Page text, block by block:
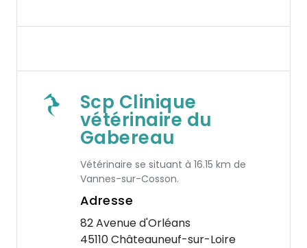
Scp Clinique
vétérinaire du
Gabereau
Vétérinaire se situant à 16.15 km de
Vannes-sur-Cosson.
Adresse
82 Avenue d'Orléans
45110 Châteauneuf-sur-Loire